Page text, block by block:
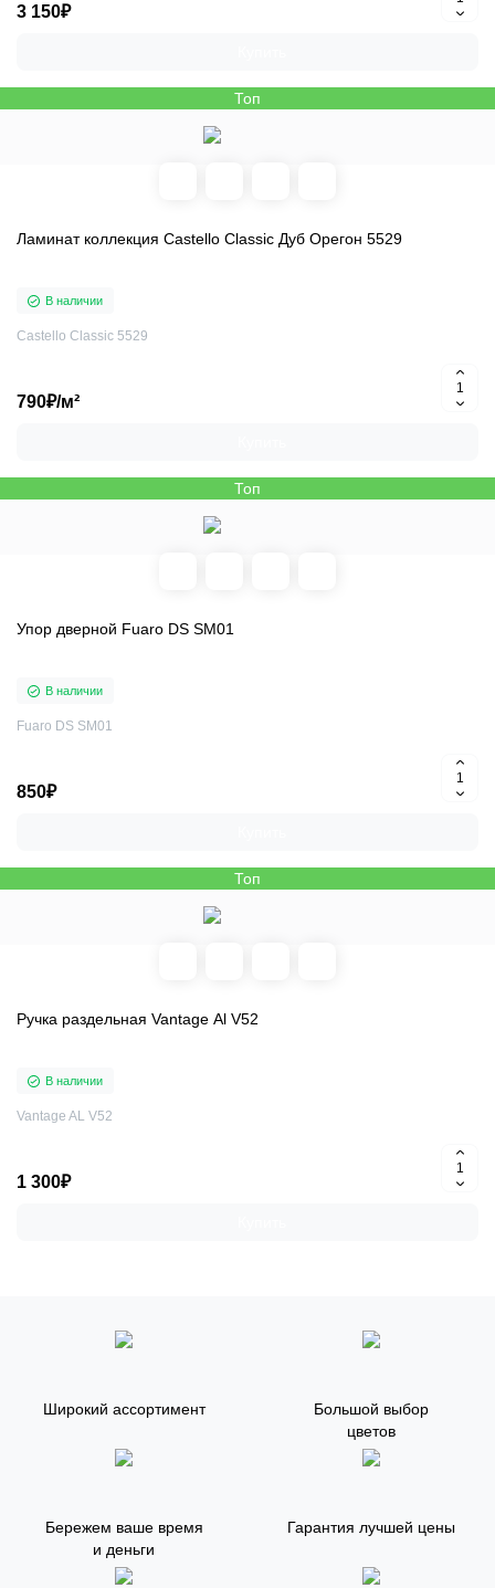
3 150₽
Топ
Ламинат коллекция Castello Classic Дуб Орегон 5529
В наличии
Castello Classic 5529
790₽/м²
Топ
Упор дверной Fuaro DS SM01
В наличии
Fuaro DS SM01
850₽
Топ
Ручка раздельная Vantage Al V52
В наличии
Vantage AL V52
1 300₽
Широкий ассортимент
Большой выбор
цветов
Бережем ваше время
и деньги
Гарантия лучшей цены